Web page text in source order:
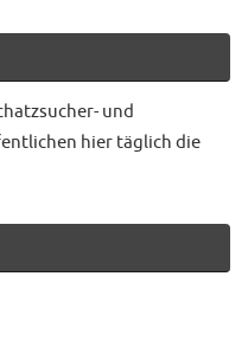
und
hier täglich die